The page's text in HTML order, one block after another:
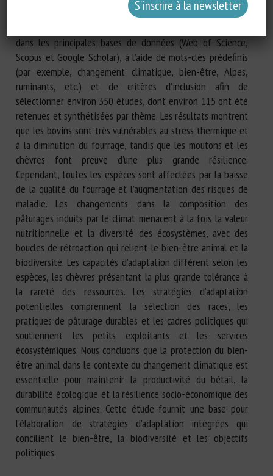
biodiversité et les systèmes socio-écologiques. Cette étude
dans les principales bases de données (Web of Science,
Scopus et Google Scholar), à l’aide de mots-clés prédéfinis
(par exemple, changement climatique, bien-être, Alpes,
ruminants, etc.) et de critères d’inclusion afin de
sélectionner environ 350 études, dont environ 115 ont été
retenues et synthétisées par thème. Les résultats montrent
que les bovins sont très vulnérables au stress thermique et
à la diminution du fourrage, tandis que les moutons et les
chèvres font preuve d’une plus grande résilience.
Cependant, toutes les espèces sont affectées par la baisse
de la qualité du fourrage et l’augmentation des risques de
maladie. Les changements dans la composition des
pâturages induits par le climat menacent à la fois la valeur
nutritionnelle et la diversité des écosystèmes, avec des
boucles de rétroaction qui relient le bien-être animal et la
biodiversité. Les capacités d’adaptation diffèrent selon les
espèces, les chèvres présentant la plus grande tolérance à
la rareté des ressources. Les stratégies d’adaptation
potentielles comprennent la sélection des races, les
pratiques de pâturage durables et les cadres politiques qui
soutiennent les petits exploitants et les services
écosystémiques. Nous concluons que la protection du bien-
être animal dans le contexte du changement climatique est
essentielle pour maintenir la productivité du bétail, la
durabilité écologique et la résilience socio-économique des
communautés alpines. Cette étude fournit une base pour
l’élaboration de stratégies d’adaptation intégrées qui
concilient le bien-être, la biodiversité et les objectifs
politiques.